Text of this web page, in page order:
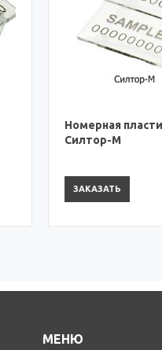
пластиковая пломба
МЕНЮ